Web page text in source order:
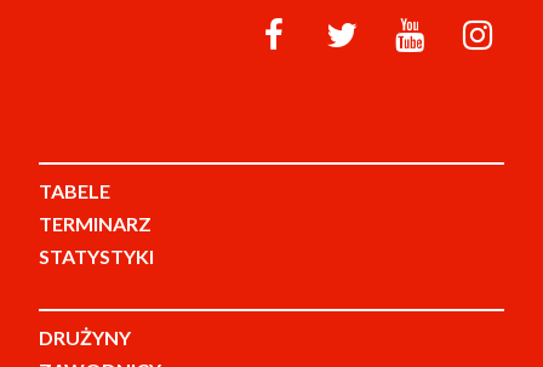
TABELE
TERMINARZ
STATYSTYKI
DRUŻYNY